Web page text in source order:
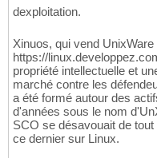
dexploitation.
Xinuos, qui vend
https://
propriété intellectuelle et
marché contre les
a été formé autour des
d'années sous le nom
SCO se désavouait de
ce dernier sur Linux.